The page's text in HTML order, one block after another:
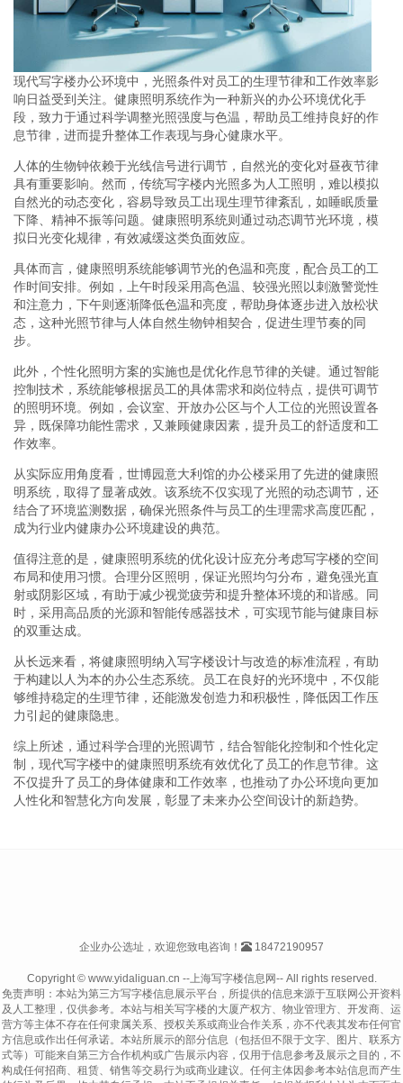
现代写字楼办公环境中，光照条件对员工的生理节律和工作效率影
响日益受到关注。健康照明系统作为一种新兴的办公环境优化手
段，致力于通过科学调整光照强度与色温，帮助员工维持良好的作
息节律，进而提升整体工作表现与身心健康水平。
人体的生物钟依赖于光线信号进行调节，自然光的变化对昼夜节律
具有重要影响。然而，传统写字楼内光照多为人工照明，难以模拟
自然光的动态变化，容易导致员工出现生理节律紊乱，如睡眠质量
下降、精神不振等问题。健康照明系统则通过动态调节光环境，模
拟日光变化规律，有效减缓这类负面效应。
具体而言，健康照明系统能够调节光的色温和亮度，配合员工的工
作时间安排。例如，上午时段采用高色温、较强光照以刺激警觉性
和注意力，下午则逐渐降低色温和亮度，帮助身体逐步进入放松状
态，这种光照节律与人体自然生物钟相契合，促进生理节奏的同
步。
此外，个性化照明方案的实施也是优化作息节律的关键。通过智能
控制技术，系统能够根据员工的具体需求和岗位特点，提供可调节
的照明环境。例如，会议室、开放办公区与个人工位的光照设置各
异，既保障功能性需求，又兼顾健康因素，提升员工的舒适度和工
作效率。
从实际应用角度看，世博园意大利馆的办公楼采用了先进的健康照
明系统，取得了显著成效。该系统不仅实现了光照的动态调节，还
结合了环境监测数据，确保光照条件与员工的生理需求高度匹配，
成为行业内健康办公环境建设的典范。
值得注意的是，健康照明系统的优化设计应充分考虑写字楼的空间
布局和使用习惯。合理分区照明，保证光照均匀分布，避免强光直
射或阴影区域，有助于减少视觉疲劳和提升整体环境的和谐感。同
时，采用高品质的光源和智能传感器技术，可实现节能与健康目标
的双重达成。
从长远来看，将健康照明纳入写字楼设计与改造的标准流程，有助
于构建以人为本的办公生态系统。员工在良好的光环境中，不仅能
够维持稳定的生理节律，还能激发创造力和积极性，降低因工作压
力引起的健康隐患。
综上所述，通过科学合理的光照调节，结合智能化控制和个性化定
制，现代写字楼中的健康照明系统有效优化了员工的作息节律。这
不仅提升了员工的身体健康和工作效率，也推动了办公环境向更加
人性化和智慧化方向发展，彰显了未来办公空间设计的新趋势。
企业办公选址，欢迎您致电咨询！ 18472190957
Copyright © www.yidaliguan.cn --上海写字楼信息网-- All rights reserved.
免责声明：本站为第三方写字楼信息展示平台，所提供的信息来源于互联网公开资料
及人工整理，仅供参考。本站与相关写字楼的大厦产权方、物业管理方、开发商、运
营方等主体不存在任何隶属关系、授权关系或商业合作关系，亦不代表其发布任何官
方信息或作出任何承诺。本站所展示的部分信息（包括但不限于文字、图片、联系方
式等）可能来自第三方合作机构或广告展示内容，仅用于信息参考及展示之目的，不
构成任何招商、租赁、销售等交易行为或商业建议。任何主体因参考本站信息而产生